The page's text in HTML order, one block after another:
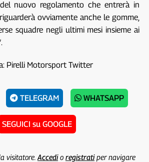
nuovo regolamento che entrerà in
ovviamente anche le gomme,
squadre negli ultimi mesi insieme ai
Pirelli Motorsport Twitter
TELEGRAM WHATSAPP
SEGUICI su GOOGLE
visitatore. Accedio registratiper navigare